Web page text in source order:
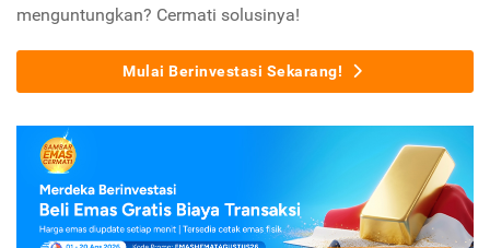
menguntungkan? Cermati solusinya!
Mulai Berinvestasi Sekarang!